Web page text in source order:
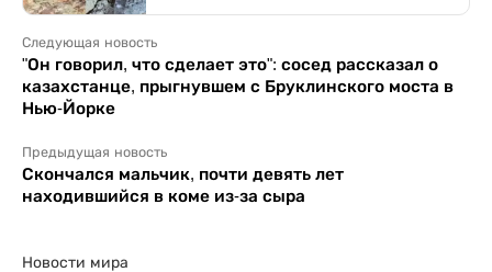
Следующая новость
"Он говорил, что сделает это": сосед рассказал о
казахстанце, прыгнувшем с Бруклинского моста в
Нью-Йорке
Предыдущая новость
Скончался мальчик, почти девять лет
находившийся в коме из-за сыра
Новости мира